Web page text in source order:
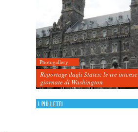
Photogallery
Reportage dagli States: le tre intense
giornate di Washington
I più letti